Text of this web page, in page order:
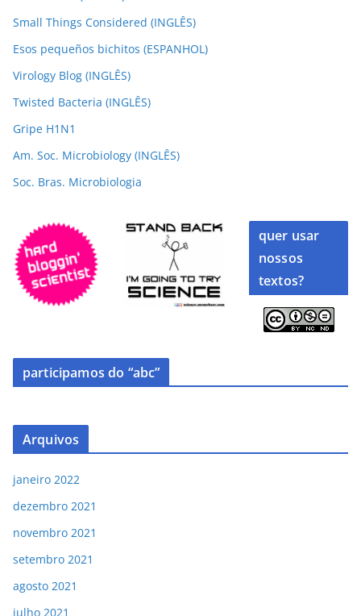
Small Things Considered (INGLÊS)
Esos pequeños bichitos (ESPANHOL)
Virology Blog (INGLÊS)
Twisted Bacteria (INGLÊS)
Gripe H1N1
Am. Soc. Microbiology (INGLÊS)
Soc. Bras. Microbiologia
quer usar
nossos
textos?
participamos do “abc”
Arquivos
janeiro 2022
dezembro 2021
novembro 2021
setembro 2021
agosto 2021
julho 2021